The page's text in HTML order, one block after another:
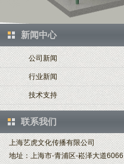
新闻中心
公司新闻
行业新闻
技术支持
联系我们
上海艺虎文化传播有限公司
地址：上海市-青浦区-崧泽大道6066